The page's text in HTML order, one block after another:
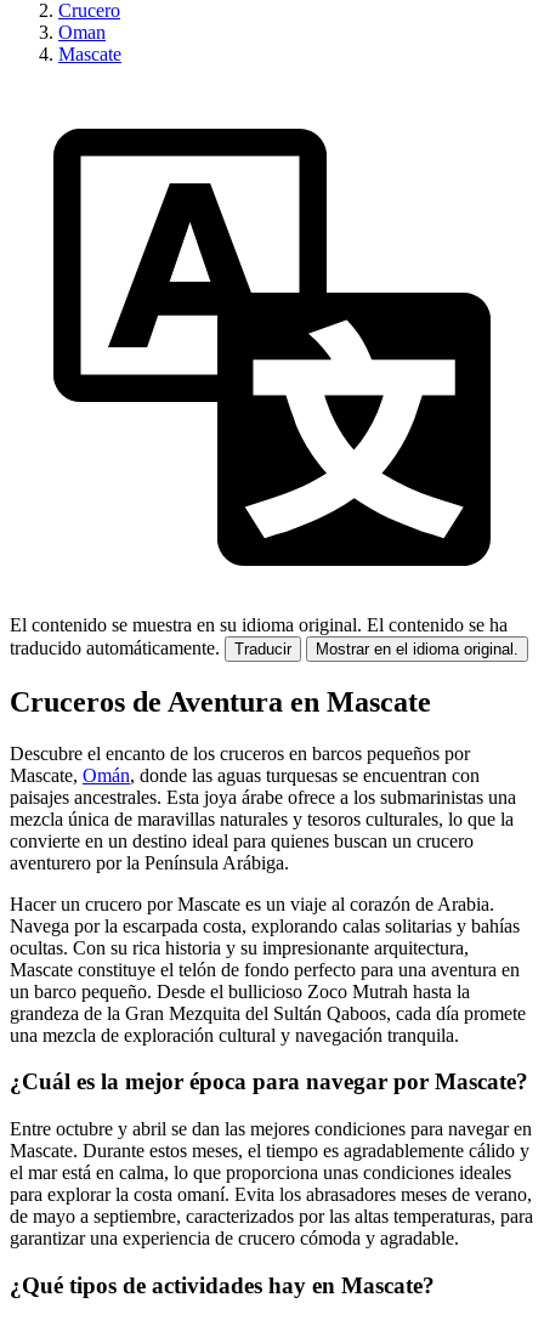
Crucero
Oman
Mascate
El contenido se muestra en su idioma original. El contenido se ha
traducido automáticamente.
Traducir Mostrar en el idioma original.
Cruceros de Aventura en Mascate
Descubre el encanto de los cruceros en barcos pequeños por
Mascate, Omán, donde las aguas turquesas se encuentran con
paisajes ancestrales. Esta joya árabe ofrece a los submarinistas una
mezcla única de maravillas naturales y tesoros culturales, lo que la
convierte en un destino ideal para quienes buscan un crucero
aventurero por la Península Arábiga.
Hacer un crucero por Mascate es un viaje al corazón de Arabia.
Navega por la escarpada costa, explorando calas solitarias y bahías
ocultas. Con su rica historia y su impresionante arquitectura,
Mascate constituye el telón de fondo perfecto para una aventura en
un barco pequeño. Desde el bullicioso Zoco Mutrah hasta la
grandeza de la Gran Mezquita del Sultán Qaboos, cada día promete
una mezcla de exploración cultural y navegación tranquila.
¿Cuál es la mejor época para navegar por Mascate?
Entre octubre y abril se dan las mejores condiciones para navegar en
Mascate. Durante estos meses, el tiempo es agradablemente cálido y
el mar está en calma, lo que proporciona unas condiciones ideales
para explorar la costa omaní. Evita los abrasadores meses de verano,
de mayo a septiembre, caracterizados por las altas temperaturas, para
garantizar una experiencia de crucero cómoda y agradable.
¿Qué tipos de actividades hay en Mascate?